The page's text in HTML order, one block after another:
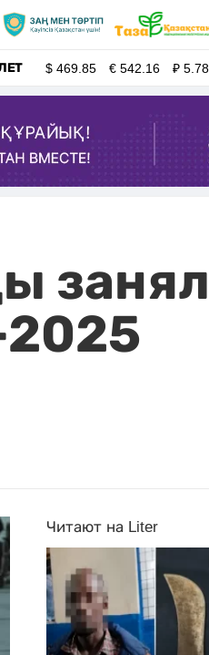
$469.85 €542.16 ₽5.78
2025
Читают на Liter